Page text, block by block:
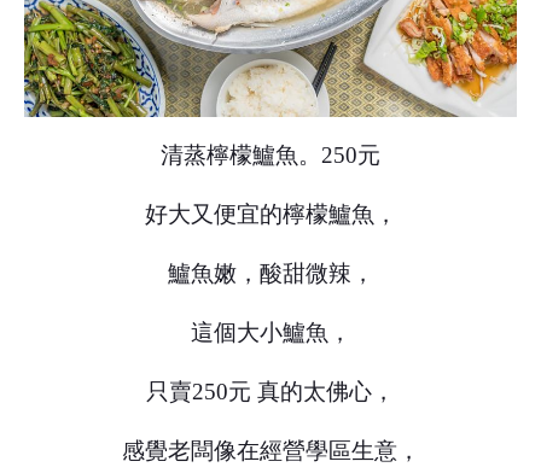
清蒸檸檬鱸魚。250元
好大又便宜的檸檬鱸魚，
鱸魚嫩，酸甜微辣，
這個大小鱸魚，
只賣250元 真的太佛心，
感覺老闆像在經營學區生意，